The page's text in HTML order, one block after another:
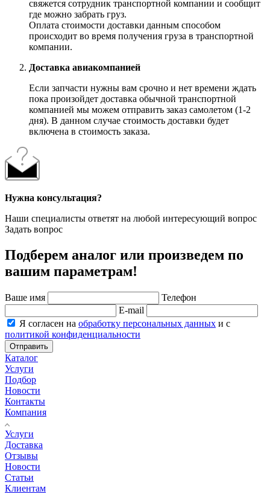
свяжется сотрудник транспортной компании и сообщит
где можно забрать груз.
Оплата стоимости доставки данным способом
происходит во время получения груза в транспортной
компании.
Доставка авиакомпанией
Если запчасти нужны вам срочно и нет времени ждать
пока произойдет доставка обычной транспортной
компанией мы можем отправить заказ самолетом (1-2
дня). В данном случае стоимость доставки будет
включена в стоимость заказа.
Нужна консультация?
Наши специалисты ответят на любой интересующий вопрос
Задать вопрос
Подберем аналог или произведем по
вашим параметрам!
Ваше имя
Телефон
E-mail
Я согласен на обработку персональных данных и с
политикой конфиденциальности
Отправить
Каталог
Услуги
Подбор
Новости
Контакты
Компания
Услуги
Доставка
Отзывы
Новости
Статьи
Клиентам